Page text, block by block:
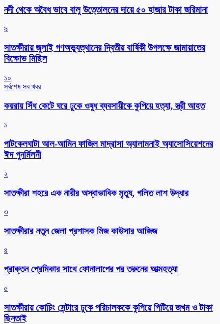
নদী থেকে অবৈধ ভাবে বালু উত্তোলনের দায়ে ৫০ হাজার টাকা জরিমানা
৯
সাতক্ষীরায় জুলাই গণঅভ্যুত্থানের দ্বিতীয় বার্ষিকী উপলক্ষে জামায়াতের
বিক্ষোভ মিছিল
১০
সর্বশেষ সব খবর
কয়রায় সিঁধ কেটে ঘরে ঢুকে ওষুধ ব্যবসায়ীকে কুপিয়ে হত্যা, স্ত্রী আহত
১
পাটকেলঘাটা আল-আমিন ফাজিল মাদ্রাসা অ্যালামনাই অ্যাসোসিয়েশনের
ঈদ পুনর্মিলনী
২
সাতক্ষীরা শহরে এক নারীর অস্বাভাবিক মৃত্যু, গলিত লাশ উদ্ধার
৩
সাতক্ষীরার নতুন জেলা প্রশাসক মিজ কাউসার আজিজ
৪
প্রাক্তন প্রেমিকার সাথে ফোনালাপের পর তরুনের আত্মহত্যা
৫
সাতক্ষীরায় কোচিং সেন্টারে ঢুকে পরিচালককে কুপিয়ে পিটিয়ে জখম ও টাকা
ছিনতাই